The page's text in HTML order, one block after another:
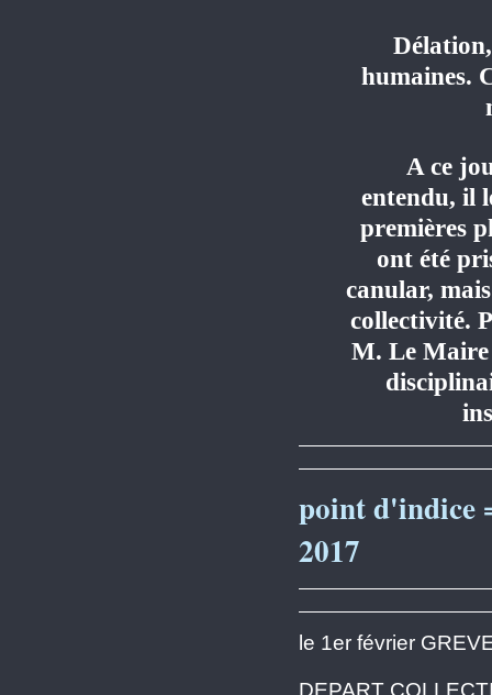
humaines.
A ce
entendu, il
premières
ont été
canular,
collectivité.
M. Le Maire
point d'indice
2017
le 1er février